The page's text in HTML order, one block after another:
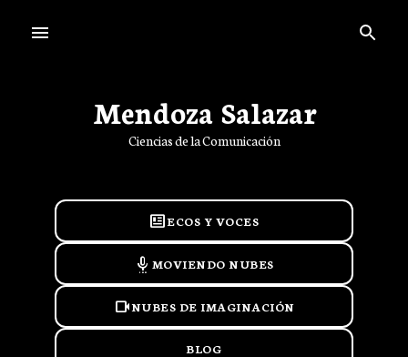
Mendoza Salazar
Ciencias de la Comunicación
newsmodeECOS Y VOCES
settings_voice MOVIENDO NUBES
videocamNUBES DE IMAGINACIÓN
BLOG